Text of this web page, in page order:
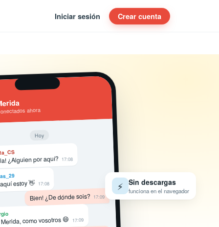
Iniciar sesión Crear cuenta
ahora
Hoy
¿Alguien por aquí? 17:08
estoy 👋 17:08
Bien! ¿De dónde sois? 17:09
como vosotros 😄 17:09
⚡ Sin descargas
funciona en el navegador